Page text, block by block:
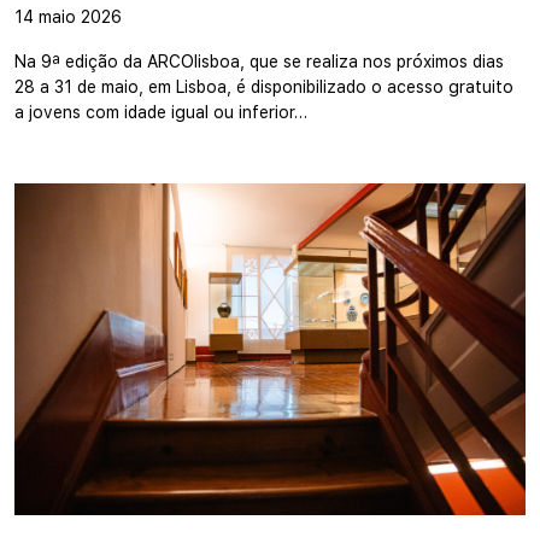
14 maio 2026
Na 9ª edição da ARCOlisboa, que se realiza nos próximos dias
28 a 31 de maio, em Lisboa, é disponibilizado o acesso gratuito
a jovens com idade igual ou inferior…